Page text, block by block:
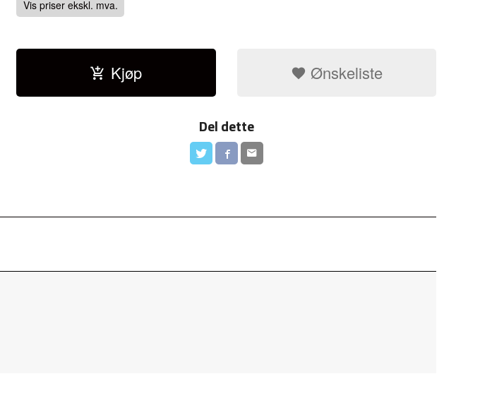
Vis priser ekskl. mva.
Kjøp Ønskeliste
Del dette